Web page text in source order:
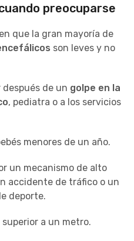
preocuparse
que la gran mayoría de
son leves y no
de un golpe en la
, pediatra o a los servicios
menores de un año.
un mecanismo de alto
accidente de tráfico o un
deporte.
a un metro.